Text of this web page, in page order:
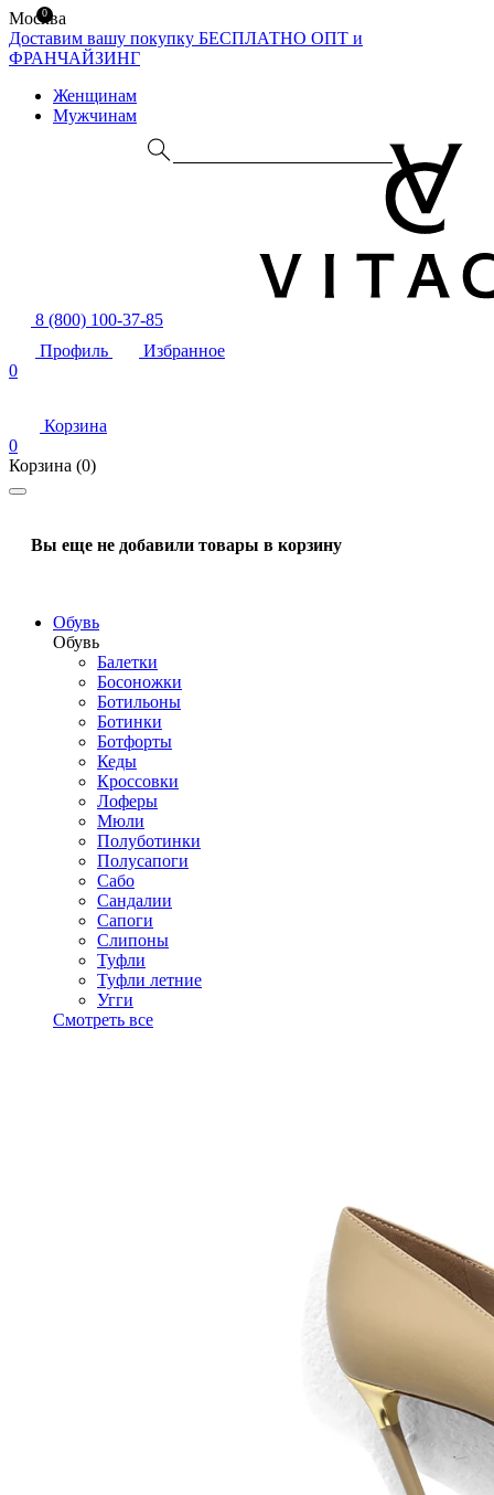
Москва
Доставим вашу покупку БЕСПЛАТНО ОПТ и
ФРАНЧАЙЗИНГ
Женщинам
Мужчинам
8 (800) 100-37-85
Профиль
Избранное
0
Корзина
0
Корзина (0)
Вы еще не добавили товары в корзину
Обувь
Обувь
Балетки
Босоножки
Ботильоны
Ботинки
Ботфорты
Кеды
Кроссовки
Лоферы
Мюли
Полуботинки
Полусапоги
Сабо
Сандалии
Сапоги
Слипоны
Туфли
Туфли летние
Угги
Смотреть все
0